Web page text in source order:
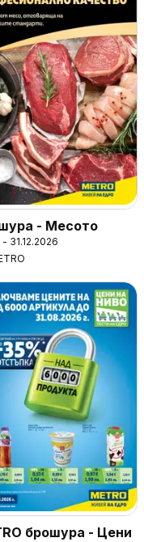
- Месото
- 31.12.2026
брошура - Цени